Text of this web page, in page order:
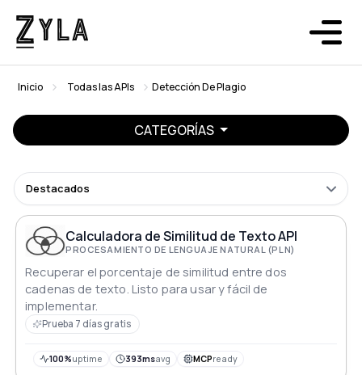
Inicio Todas las APIs Detección De Plagio
CATEGORÍAS
Destacados
Calculadora de Similitud de Texto API
PROCESAMIENTO DE LENGUAJE NATURAL (PLN)
Recuperar el porcentaje de similitud entre dos
cadenas de texto. Listo para usar y fácil de
implementar.
Prueba 7 días gratis
100%uptime 393msavg MCPready